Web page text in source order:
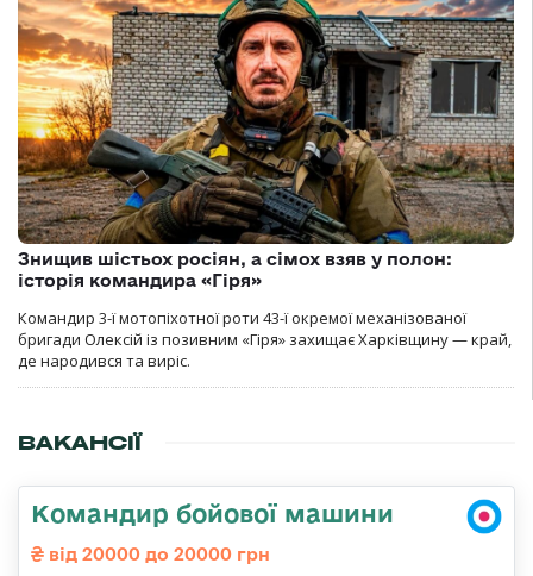
Знищив шістьох росіян, а сімох взяв у полон:
історія командира «Гіря»
Командир 3-ї мотопіхотної роти 43-ї окремої механізованої
бригади Олексій із позивним «Гіря» захищає Харківщину — край,
де народився та виріс.
ВАКАНСІЇ
Командир бойової машини
від 20000 до 20000 грн